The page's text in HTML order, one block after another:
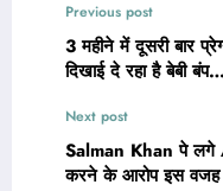
Previous post
3 महीने में दूसरी बार
दिखाई दे रहा है बेबी बंप…
Next post
Salman Khan पे लगे
करने के आरोप इस